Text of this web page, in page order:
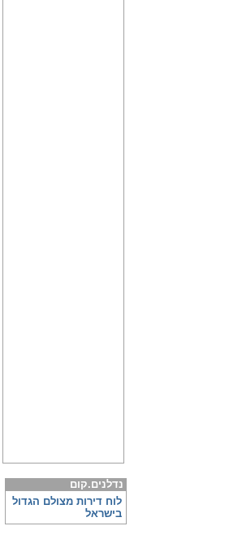
נדלנים.קום
לוח דירות מצולם הגדול
בישראל